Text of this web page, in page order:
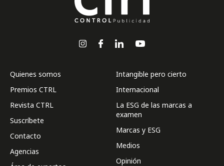
Quienes somos
Premios CTRL
Revista CTRL
Suscríbete
Contacto
Agencias
Intangible pero cierto
Internacional
La ESG de las marcas a
examen
Marcas y ESG
Medios
Opinión